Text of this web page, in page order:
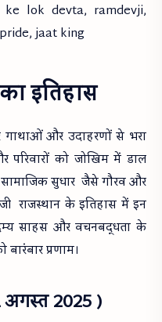
lok devta, ramdevji,
jaat king
इतिहास
गाथाओं और उदाहरणों से भरा
को जोखिम में डाल
सामाजिक सुधार जैसे गौरव और
राजस्थान के इतिहास में इन
साहस और वचनबद्धता के
प्रणाम।
2025 )